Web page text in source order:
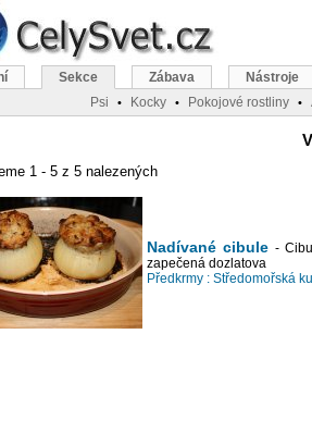
1 - 5 z 5 nalezených
Nadívané cibule -
zapečená dozlatova
Předkrmy : Středomořská
Sekce Zábava Nástroje
Psi
• Kocky • Pokojové rostliny •